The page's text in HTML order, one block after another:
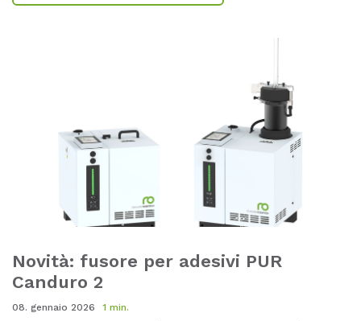
Novità: fusore per adesivi PUR
Canduro 2
08. gennaio 2026
1 min.